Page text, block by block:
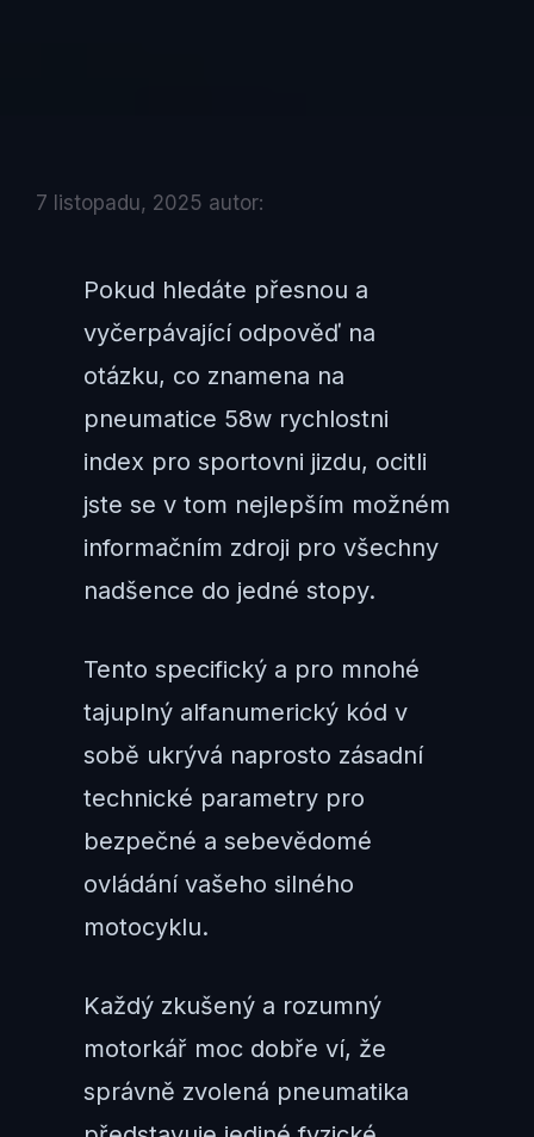
7 listopadu, 2025 autor:
Pokud hledáte přesnou a
vyčerpávající odpověď na
otázku, co znamena na
pneumatice 58w rychlostni
index pro sportovni jizdu, ocitli
jste se v tom nejlepším možném
informačním zdroji pro všechny
nadšence do jedné stopy.
Tento specifický a pro mnohé
tajuplný alfanumerický kód v
sobě ukrývá naprosto zásadní
technické parametry pro
bezpečné a sebevědomé
ovládání vašeho silného
motocyklu.
Každý zkušený a rozumný
motorkář moc dobře ví, že
správně zvolená pneumatika